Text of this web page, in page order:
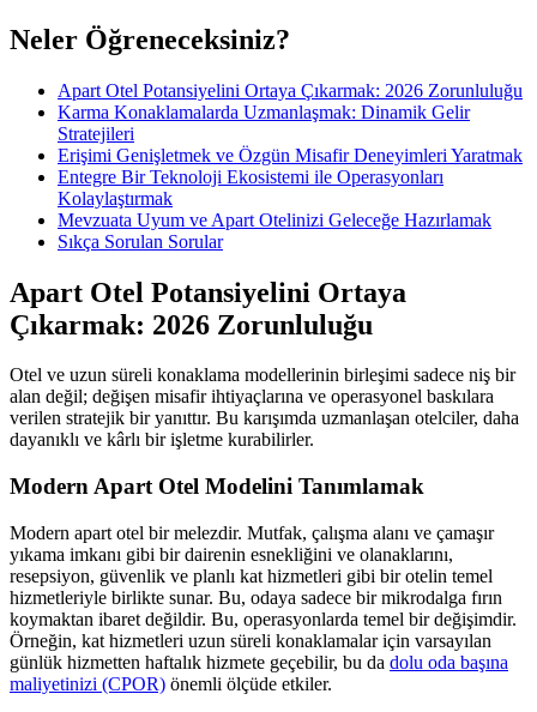
Neler Öğreneceksiniz?
Apart Otel Potansiyelini Ortaya Çıkarmak: 2026 Zorunluluğu
Karma Konaklamalarda Uzmanlaşmak: Dinamik Gelir
Stratejileri
Erişimi Genişletmek ve Özgün Misafir Deneyimleri Yaratmak
Entegre Bir Teknoloji Ekosistemi ile Operasyonları
Kolaylaştırmak
Mevzuata Uyum ve Apart Otelinizi Geleceğe Hazırlamak
Sıkça Sorulan Sorular
Apart Otel Potansiyelini Ortaya
Çıkarmak: 2026 Zorunluluğu
Otel ve uzun süreli konaklama modellerinin birleşimi sadece niş bir
alan değil; değişen misafir ihtiyaçlarına ve operasyonel baskılara
verilen stratejik bir yanıttır. Bu karışımda uzmanlaşan otelciler, daha
dayanıklı ve kârlı bir işletme kurabilirler.
Modern Apart Otel Modelini Tanımlamak
Modern apart otel bir melezdir. Mutfak, çalışma alanı ve çamaşır
yıkama imkanı gibi bir dairenin esnekliğini ve olanaklarını,
resepsiyon, güvenlik ve planlı kat hizmetleri gibi bir otelin temel
hizmetleriyle birlikte sunar. Bu, odaya sadece bir mikrodalga fırın
koymaktan ibaret değildir. Bu, operasyonlarda temel bir değişimdir.
Örneğin, kat hizmetleri uzun süreli konaklamalar için varsayılan
günlük hizmetten haftalık hizmete geçebilir, bu da dolu oda başına
maliyetinizi (CPOR) önemli ölçüde etkiler.